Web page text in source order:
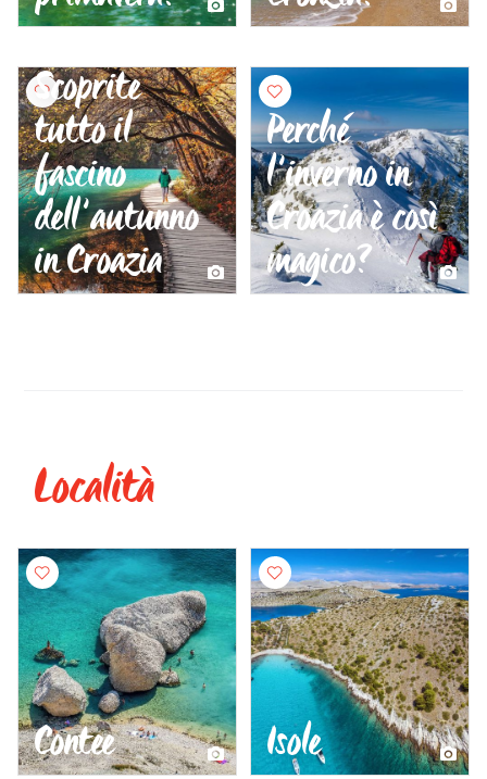
Scoprite
tutto il
fascino
dell’autunno
in Croazia
Perché
l’inverno in
Croazia è così
magico?
Località
Contee Isole